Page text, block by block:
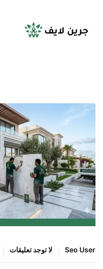
Seo User لا توجد تعليقات